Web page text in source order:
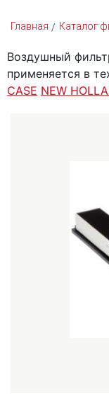
Главная Каталог
Воздушный
применяется в
CASE NEW